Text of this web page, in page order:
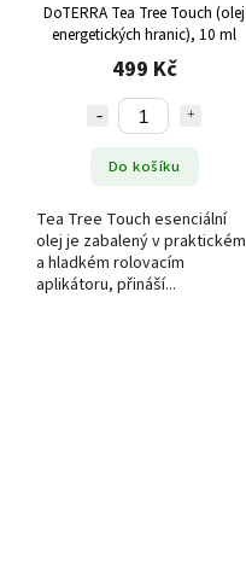
DoTERRA Tea Tree Touch (olej
energetických hranic), 10 ml
499 Kč
Do košíku
Tea Tree Touch esenciální
olej je zabalený v praktickém
a hladkém rolovacím
aplikátoru, přináší...